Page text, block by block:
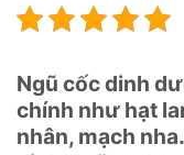
Ngũ cốc dinh
chính như hạt
nhân, mạch